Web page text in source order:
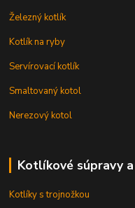
Železný kotlík
Kotlík na ryby
Servírovací kotlík
Smaltovaný kotol
Nerezový kotol
Kotlíkové súpravy
Kotlíky s trojnožkou